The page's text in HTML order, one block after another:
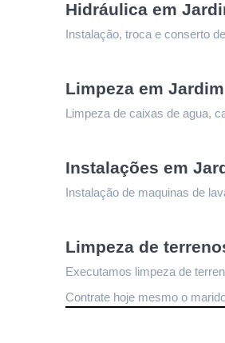
Hidráulica em
Instalação, troca e conserto
Limpeza em
Limpeza de caixas de agua,
Instalações em
Instalação de maquinas de
Limpeza de
Executamos limpeza de
Contrate hoje mesmo o